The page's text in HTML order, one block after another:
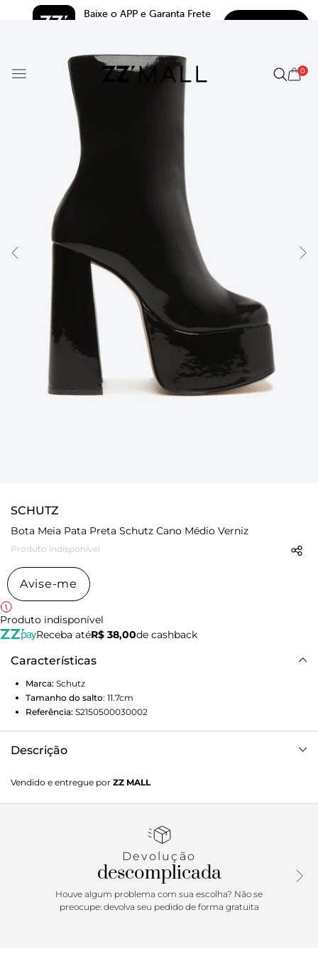
Baixe o APP e Garanta Frete
0
SCHUTZ
Bota Meia Pata Preta Schutz Cano Médio Verniz
Produto indisponível
Avise-me
Produto indisponível
Receba atéR$ 38,00de cashback
Características
Marca: Schutz
Tamanho do salto: 11.7cm
Referência: S2150500030002
Descrição
com o acabamento sexy em verniz e a meia pata e salto
bloco impactantes. Impactante e cheia de personalidade,
Daqueles modelos que transformam o look!
Vendido e entregue por ZZ MALL
Devolução
descomplicada
Houve algum problema com sua escolha? Não se
preocupe: devolva seu pedido de forma gratuita